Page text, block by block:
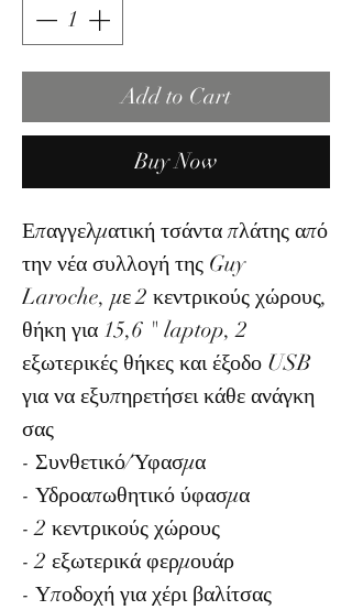
Add to Cart
Buy Now
Επαγγελματική τσάντα πλάτης από
την νέα συλλογή της Guy
Laroche, με 2 κεντρικούς χώρους,
θήκη για 15,6 " laptop, 2
εξωτερικές θήκες και έξοδο USB
για να εξυπηρετήσει κάθε ανάγκη
σας
- Συνθετικό/Ύφασμα
- Υδροαπωθητικό ύφασμα
- 2 κεντρικούς χώρους
- 2 εξωτερικά φερμουάρ
- Υποδοχή για χέρι βαλίτσας